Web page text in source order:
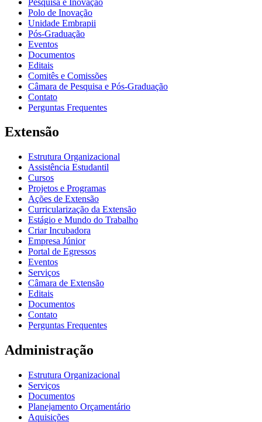
Polo de Inovação
Unidade Embrapii
Pós-Graduação
Eventos
Documentos
Editais
Comitês e Comissões
Câmara de Pesquisa e Pós-Graduação
Contato
Perguntas Frequentes
Extensão
Estrutura Organizacional
Assistência Estudantil
Cursos
Projetos e Programas
Ações de Extensão
Curricularização da Extensão
Estágio e Mundo do Trabalho
Criar Incubadora
Empresa Júnior
Portal de Egressos
Eventos
Serviços
Câmara de Extensão
Editais
Documentos
Contato
Perguntas Frequentes
Administração
Estrutura Organizacional
Serviços
Documentos
Planejamento Orçamentário
Aquisições